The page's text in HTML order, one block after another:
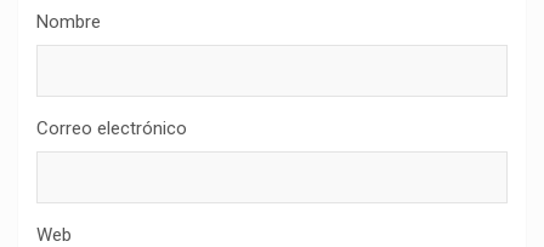
Nombre
Correo electrónico
Web